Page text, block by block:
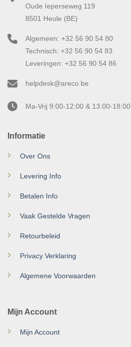
Informatie
Over Ons
Levering Info
Betalen Info
Vaak Gestelde Vragen
Retourbeleid
Privacy Verklaring
Algemene Voorwaarden
Mijn Account
Mijn Account
Oude Ieperseweg 119
8501 Heule (BE)
Algemeen: +32 56 90 54 80
Technisch: +32 56 90 54 83
Leveringen: +32 56 90 54 86
helpdesk@areco.be
Ma-Vrij 9:00-12:00 & 13:00-18:00